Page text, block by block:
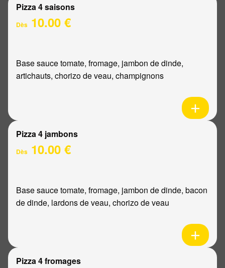
Pizza 4 saisons
Dès 10.00 €
Base sauce tomate, fromage, jambon de dinde,
artichauts, chorizo de veau, champignons
Pizza 4 jambons
Dès 10.00 €
Base sauce tomate, fromage, jambon de dinde, bacon
de dinde, lardons de veau, chorizo de veau
Pizza 4 fromages